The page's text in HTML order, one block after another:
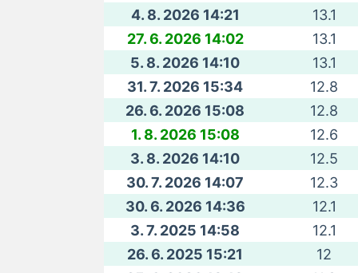
4. 8. 2026 14:21
13.1
27. 6. 2026 14:02
13.1
5. 8. 2026 14:10
13.1
31. 7. 2026 15:34
12.8
26. 6. 2026 15:08
12.8
1. 8. 2026 15:08
12.6
3. 8. 2026 14:10
12.5
30. 7. 2026 14:07
12.3
30. 6. 2026 14:36
12.1
3. 7. 2025 14:58
12.1
26. 6. 2025 15:21
12